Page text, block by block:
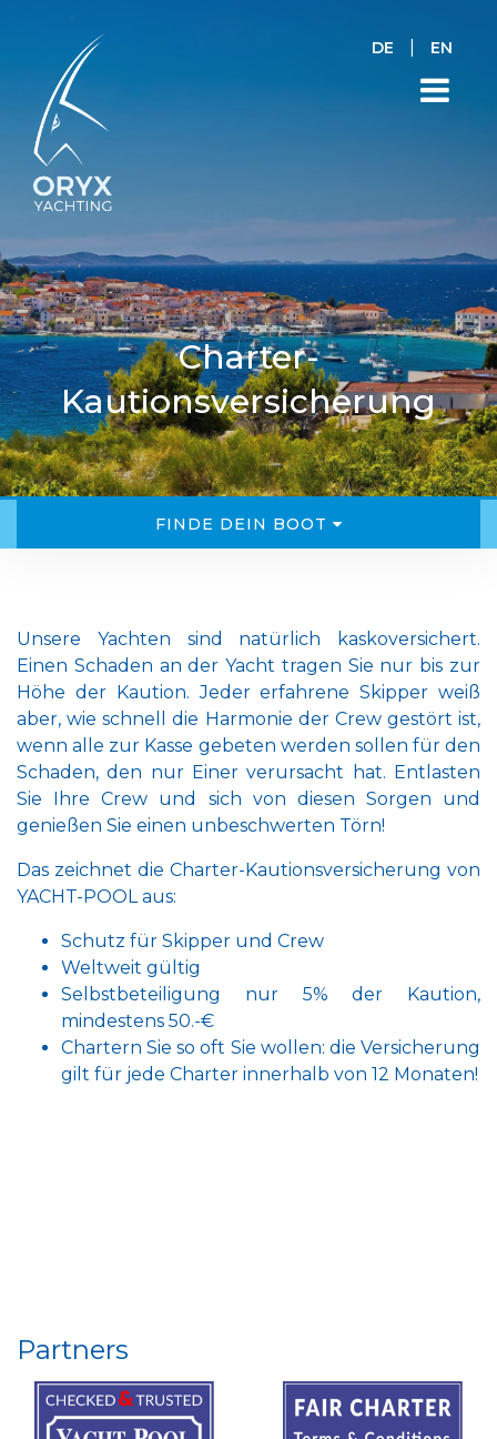
DE EN
Charter-
Kautionsversicherung
FINDE DEIN BOOT
Unsere Yachten sind natürlich kaskoversichert.
Einen Schaden an der Yacht tragen Sie nur bis zur
Höhe der Kaution. Jeder erfahrene Skipper weiß
aber, wie schnell die Harmonie der Crew gestört ist,
wenn alle zur Kasse gebeten werden sollen für den
Schaden, den nur Einer verursacht hat. Entlasten
Sie Ihre Crew und sich von diesen Sorgen und
genießen Sie einen unbeschwerten Törn!
Das zeichnet die Charter-Kautionsversicherung von
YACHT-POOL aus:
Schutz für Skipper und Crew
Weltweit gültig
Selbstbeteiligung nur 5% der Kaution,
mindestens 50.-€
Chartern Sie so oft Sie wollen: die Versicherung
gilt für jede Charter innerhalb von 12 Monaten!
Partners